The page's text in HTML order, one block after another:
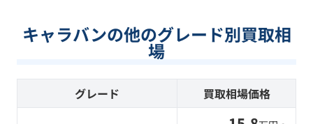
キャラバンの他のグレード別買取相
場
グレード 買取相場価格